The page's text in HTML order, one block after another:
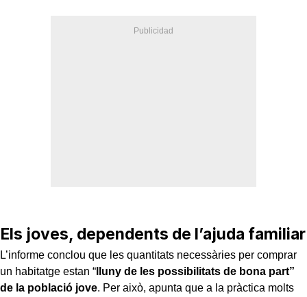
Els joves, dependents de l’ajuda familiar
L’informe conclou que les quantitats necessàries per comprar
un habitatge estan “ lluny de les possibilitats de bona part”
de la població jove. Per això, apunta que a la pràctica molts